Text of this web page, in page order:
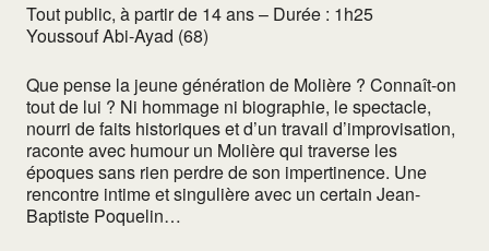
Tout public, à partir de 14 ans – Durée : 1h25
Youssouf Abi-Ayad (68)
Que pense la jeune génération de Molière ? Connaît-on
tout de lui ? Ni hommage ni biographie, le spectacle,
nourri de faits historiques et d’un travail d’improvisation,
raconte avec humour un Molière qui traverse les
époques sans rien perdre de son impertinence. Une
rencontre intime et singulière avec un certain Jean-
Baptiste Poquelin…